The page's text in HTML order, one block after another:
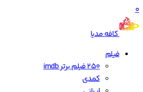
0
کافه مدیا
فیلم
250 فیلم برتر imdb
کمدی